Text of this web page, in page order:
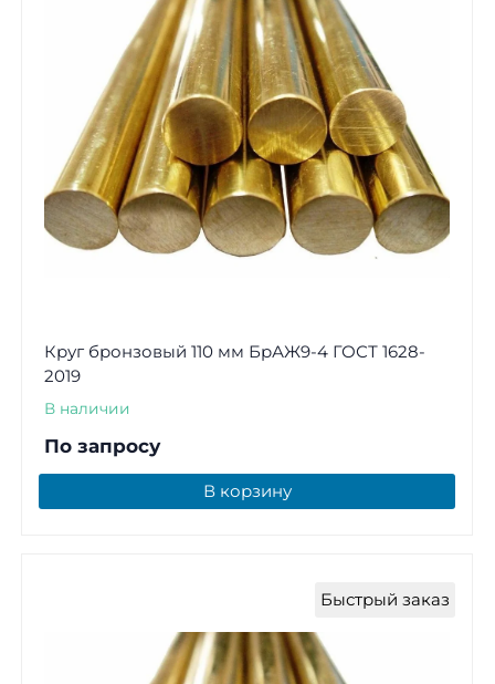
Круг бронзовый 110 мм БрАЖ9-4 ГОСТ 1628-
2019
В наличии
По запросу
В корзину
Быстрый заказ